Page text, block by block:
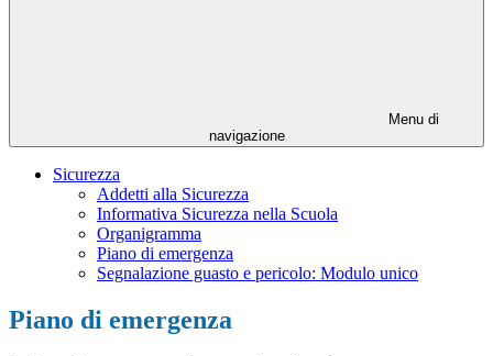
Menu di
navigazione
Sicurezza
Addetti alla Sicurezza
Informativa Sicurezza nella Scuola
Organigramma
Piano di emergenza
Segnalazione guasto e pericolo: Modulo unico
Piano di emergenza